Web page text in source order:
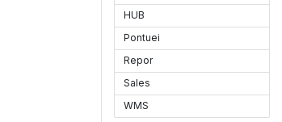
HUB
Pontuei
Repor
Sales
WMS